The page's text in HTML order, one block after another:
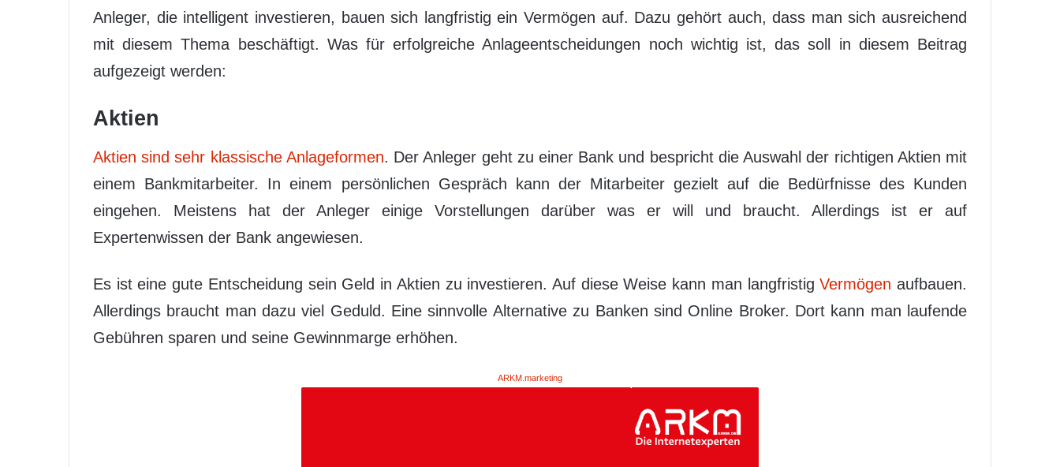
Anleger, die intelligent investieren, bauen sich langfristig ein Vermögen auf. Dazu gehört auch, dass man sich ausreichend
mit diesem Thema beschäftigt. Was für erfolgreiche Anlageentscheidungen noch wichtig ist, das soll in diesem Beitrag
aufgezeigt werden:
Aktien
Aktien sind sehr klassische Anlageformen. Der Anleger geht zu einer Bank und bespricht die Auswahl der richtigen Aktien mit
einem Bankmitarbeiter. In einem persönlichen Gespräch kann der Mitarbeiter gezielt auf die Bedürfnisse des Kunden
eingehen. Meistens hat der Anleger einige Vorstellungen darüber was er will und braucht. Allerdings ist er auf
Expertenwissen der Bank angewiesen.
Es ist eine gute Entscheidung sein Geld in Aktien zu investieren. Auf diese Weise kann man langfristigVermögen aufbauen.
Allerdings braucht man dazu viel Geduld. Eine sinnvolle Alternative zu Banken sind Online Broker. Dort kann man laufende
Gebühren sparen und seine Gewinnmarge erhöhen.
ARKM.marketing